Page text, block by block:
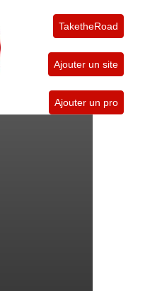
TaketheRoad
Ajouter un site
Ajouter un pro